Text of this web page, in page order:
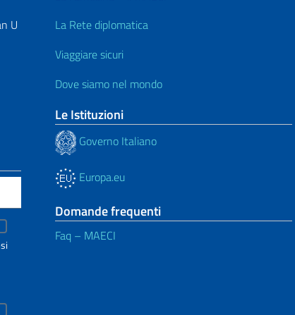
U
La Rete diplomatica
Viaggiare sicuri
Dove siamo nel mondo
Le Istituzioni
Governo Italiano
Europa.eu
Domande frequenti
Faq – MAECI